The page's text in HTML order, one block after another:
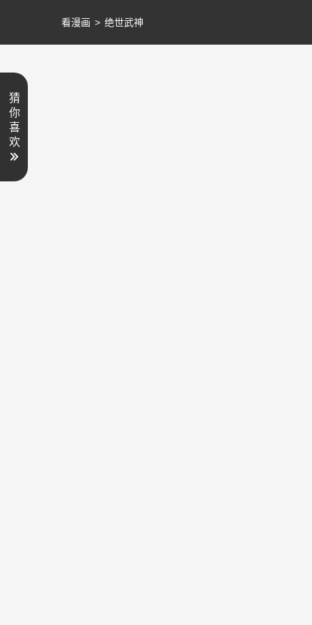
看漫画 > 绝世武神
猜
你
喜
欢